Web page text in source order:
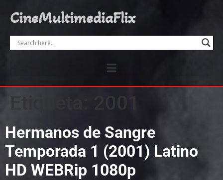
CineMultimediaFlix
Hermanos de Sangre
Temporada 1 (2001) Latino
HD WEBRip 1080p